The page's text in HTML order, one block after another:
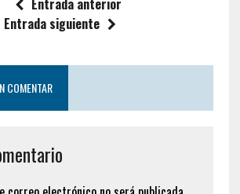
Entrada siguiente
COMENTAR